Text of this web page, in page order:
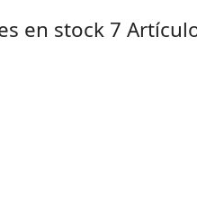
en stock 7